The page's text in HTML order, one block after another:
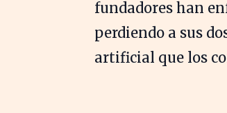
fundadores han
perdiendo a sus
artificial que los